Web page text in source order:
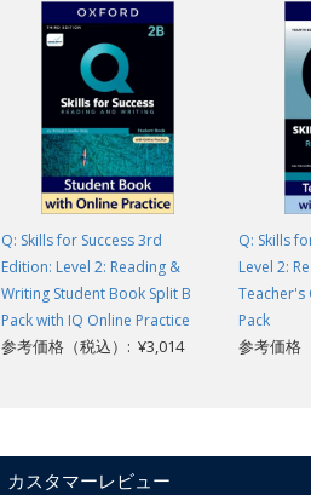
Q: Skills for Success 3rd
Edition: Level 2: Reading &
Writing Student Book Split B
Pack with IQ Online Practice
参考価格（税込）: ¥3,014
Q: Skills
Level 2:
Teacher's
Pack
参考価格
カスタマーレビュー